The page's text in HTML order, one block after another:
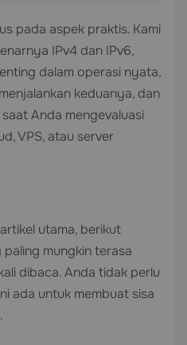
pada aspek praktis. Kami
IPv4 dan IPv6,
dalam operasi nyata,
keduanya, dan
Anda mengevaluasi
VPS, atau server
utama, berikut
mungkin terasa
dibaca. Anda tidak perlu
ada untuk membuat sisa